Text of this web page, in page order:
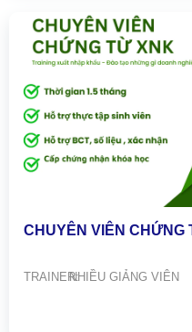
CHUYÊN VIÊN CHỨNG
TRAINER:NHIỀU GIẢNG VIÊN